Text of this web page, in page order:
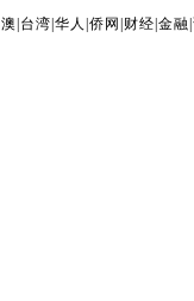
台湾 |华人 |侨网 财经 |金融 |